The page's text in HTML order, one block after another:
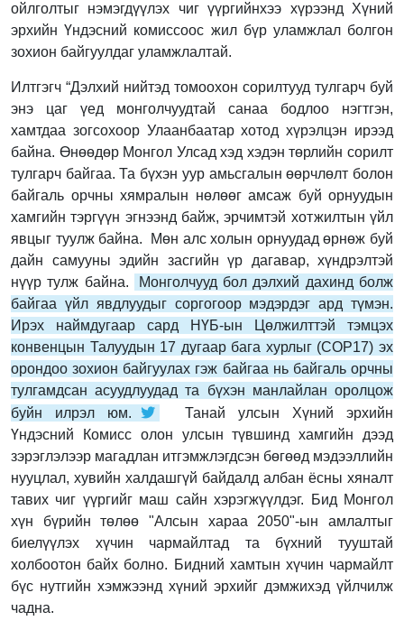
ойлголтыг нэмэгдүүлэх чиг үүргийнхээ хүрээнд Хүний
эрхийн Үндэсний комиссоос жил бүр уламжлал болгон
зохион байгуулдаг уламжлалтай.
Илтгэгч “Дэлхий нийтэд томоохон сорилтууд тулгарч буй
энэ цаг үед монголчуудтай санаа бодлоо нэгтгэн,
хамтдаа зогсохоор Улаанбаатар хотод хүрэлцэн ирээд
байна. Өнөөдөр Монгол Улсад хэд хэдэн төрлийн сорилт
тулгарч байгаа. Та бүхэн уур амьсгалын өөрчлөлт болон
байгаль орчны хямралын нөлөөг амсаж буй орнуудын
хамгийн тэргүүн эгнээнд байж, эрчимтэй хотжилтын үйл
явцыг туулж байна. Мөн алс холын орнуудад өрнөж буй
дайн самууны эдийн засгийн үр дагавар, хүндрэлтэй
нүүр тулж байна.
Монголчууд бол дэлхий дахинд болж
байгаа үйл явдлуудыг соргогоор мэдэрдэг ард түмэн.
Ирэх наймдугаар сард НҮБ-ын Цөлжилттэй тэмцэх
конвенцын Талуудын 17 дугаар бага хурлыг (COP17) эх
орондоо зохион байгуулах гэж байгаа нь байгаль орчны
тулгамдсан асуудлуудад та бүхэн манлайлан оролцож
буйн илрэл юм.
Танай улсын Хүний эрхийн
Үндэсний Комисс олон улсын түвшинд хамгийн дээд
зэрэглэлээр магадлан итгэмжлэгдсэн бөгөөд мэдээллийн
нууцлал, хувийн халдашгүй байдалд албан ёсны хяналт
тавих чиг үүргийг маш сайн хэрэгжүүлдэг. Бид Монгол
хүн бүрийн төлөө "Алсын хараа 2050"-ын амлалтыг
биелүүлэх хүчин чармайлтад та бүхний тууштай
холбоотон байх болно. Бидний хамтын хүчин чармайлт
бүс нутгийн хэмжээнд хүний эрхийг дэмжихэд үйлчилж
чадна.